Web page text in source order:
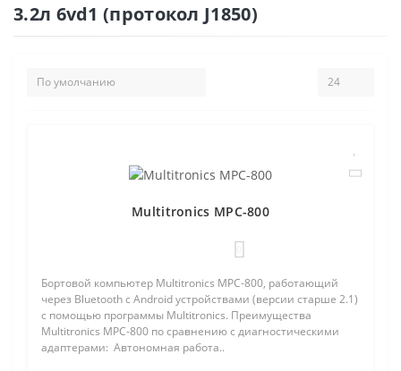
3.2л 6vd1 (протокол J1850)
Multitronics MPC-800
Бортовой компьютер Multitronics MPC-800, работающий
через Bluetooth с Android устройствами (версии старше 2.1)
с помощью программы Multitronics. Преимущества
Multitronics MPC-800 по сравнению с диагностическими
адаптерами: Автономная работа..